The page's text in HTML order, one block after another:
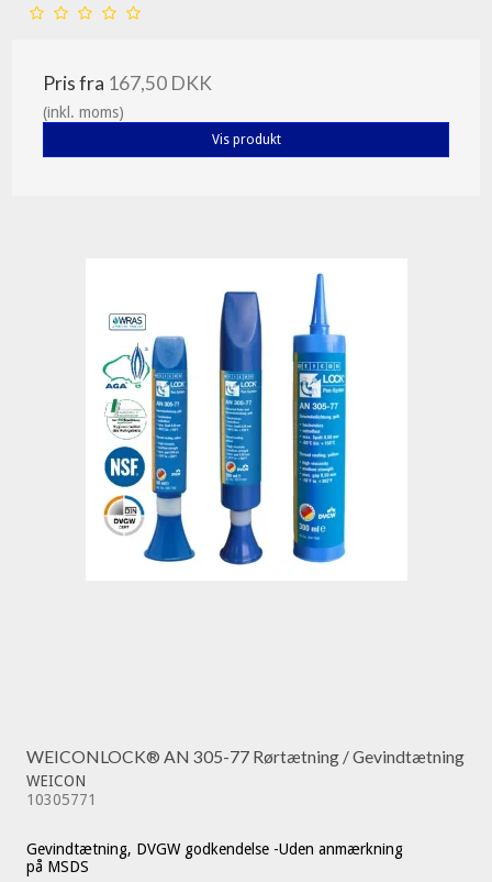
Pris fra 167,50 DKK
(inkl. moms)
Vis produkt
WEICONLOCK® AN 305-77 Rørtætning / Gevindtætning
WEICON
10305771
Gevindtætning, DVGW godkendelse -Uden anmærkning
på MSDS